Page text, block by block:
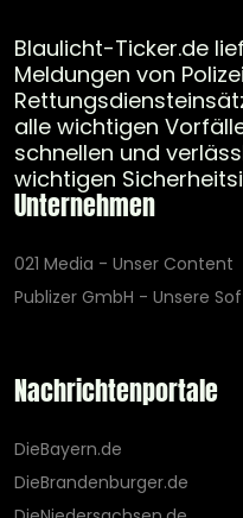
Blaulicht-Ticker.de
Meldungen von
alle wichtigen
schnellen und
wichtigen
Unternehmen
021 Media - Unser Content
Publizer GmbH - Unsere
Nachrichtenportale
DieBayern.de
DieBrandenburger.de